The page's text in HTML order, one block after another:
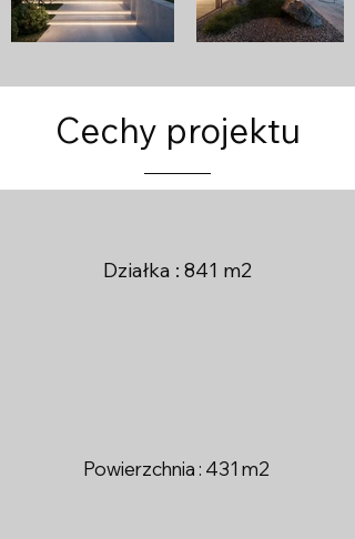
Cechy projektu
Działka : 841 m2
Powierzchnia : 431 m2